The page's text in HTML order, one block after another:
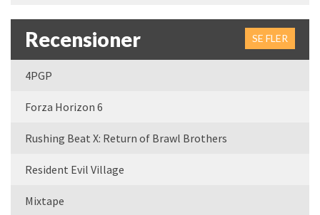
Recensioner SE FLER
4PGP
Forza Horizon 6
Rushing Beat X: Return of Brawl Brothers
Resident Evil Village
Mixtape